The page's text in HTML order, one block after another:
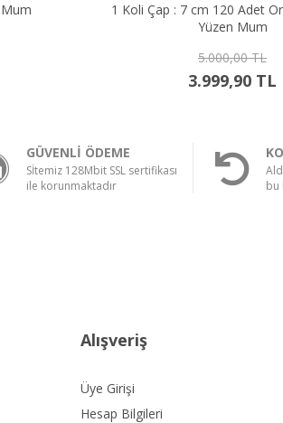
1 Koli Çap : 7 cm 120 Adet Orta
Yüzen Mum
5.000,00 TL
3.999,90 TL
GÜVENLİ ÖDEME
Sİtemiz 128Mbit SSL sertifikası
ile korunmaktadır
bu
Alışveriş
Üye Girişi
Hesap Bilgileri